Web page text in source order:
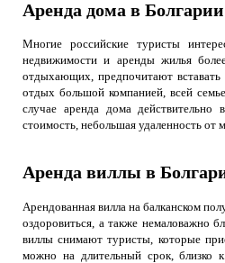
Аренда дома в Болгарии
Многие российские туристы
недвижимости и аренды жилья
отдыхающих, предпочитают
отдых большой компанией, всей
случае аренда дома
стоимость, небольшая удаленность
Аренда виллы в
Арендованная вилла на балканском
оздоровиться, а также немаловажно
виллы снимают туристы, которые
можно на длительный срок, близко